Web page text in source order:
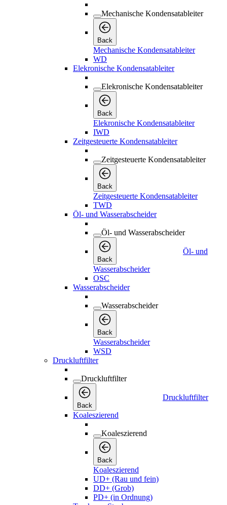
Mechanische Kondensatableiter
Back
Mechanische Kondensatableiter
WD
Elekronische Kondensatableiter
Elekronische Kondensatableiter
Back
Elekronische Kondensatableiter
IWD
Zeitgesteuerte Kondensatableiter
Zeitgesteuerte Kondensatableiter
Back
Zeitgesteuerte Kondensatableiter
TWD
Öl- und Wasserabscheider
Öl- und Wasserabscheider
Back
Öl- und
Wasserabscheider
OSC
Wasserabscheider
Wasserabscheider
Back
Wasserabscheider
WSD
Druckluftfilter
Druckluftfilter
Back
Druckluftfilter
Koaleszierend
Koaleszierend
Back
Koaleszierend
UD+ (Rau und fein)
DD+ (Grob)
PD+ (in Ordnung)